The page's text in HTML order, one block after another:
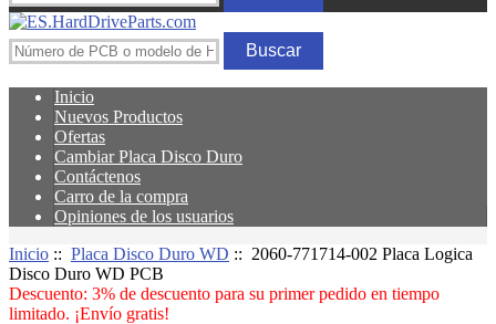
Inicio
Nuevos Productos
Ofertas
Cambiar Placa Disco Duro
Contáctenos
Carro de la compra
Opiniones de los usuarios
Inicio :: Placa Disco Duro WD :: 2060-771714-002 Placa Logica
Disco Duro WD PCB
Descuento: 3% de descuento para su primer pedido en tiempo
limitado. ¡Envío gratis!